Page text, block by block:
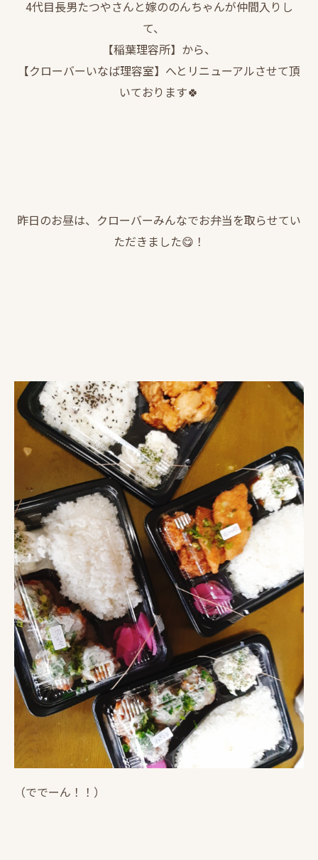
4代目長男たつやさんと嫁ののんちゃんが仲間入りし
て、
【稲葉理容所】から、
【クローバーいなば理容室】へとリニューアルさせて頂
いております🍀
昨日のお昼は、クローバーみんなでお弁当を取らせてい
ただきました😋！
（ででーん！！）